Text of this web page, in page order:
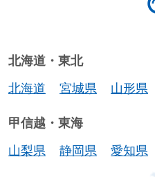
北海道・東北
北海道
宮城県 山形県
甲信越・東海
山梨県
静岡県 愛知県